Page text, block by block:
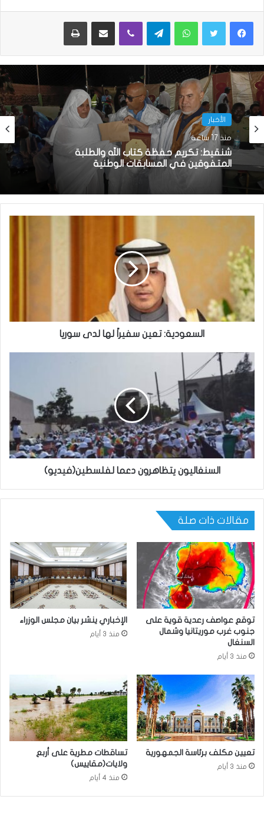
واتساب تيلقرام ڤايبر مشاركة عبر البريد طباعة
الأخبار
منذ 17 ساعة
شنقيط: تكريم حفظة كتاب الله والطلبة
المتفوقين في المسابقات الوطنية
الأخبار
منذ 21 ساعة
السيدة الأولى تكرم المتفوقين في الامتحانات
السعودية: تعين سفيراً لها لدى سوريا
السنغاليون يتظاهرون دعما لفلسطين(فيديو)
مقالات ذات صلة
توقع عواصف رعدية قوية على
جنوب غرب موريتانيا وشمال
السنغال
منذ 3 أيام
الإخباري ينشر بيان مجلس الوزراء
منذ 3 أيام
تعيين مكلف برئاسة الجمهورية
منذ 3 أيام
تساقطات مطرية على أربع
ولايات(مقاييس)
منذ 4 أيام